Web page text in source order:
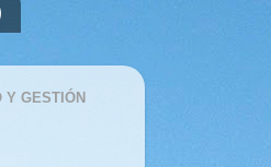
Y GESTIÓN